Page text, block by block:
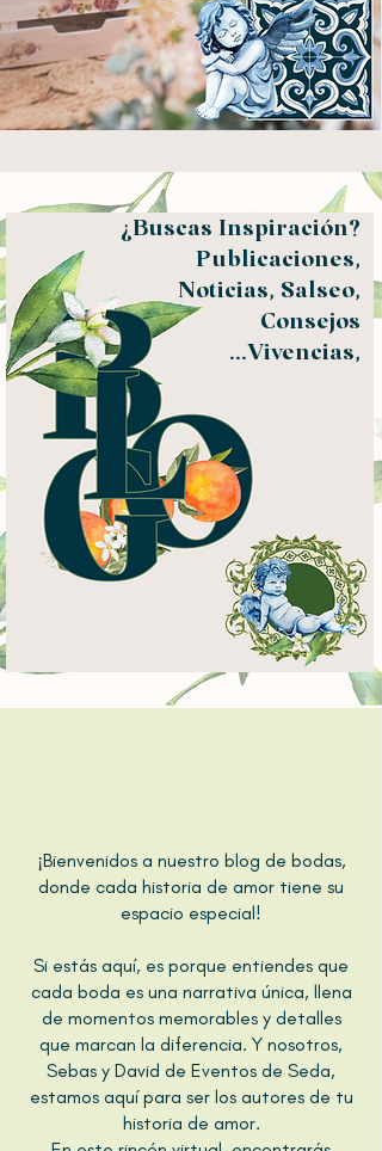
¿Buscas Inspiración?
Publicaciones,
Noticias, Salseo,
Consejos
...Vivencias,
¡Bienvenidos a nuestro blog de bodas,
donde cada historia de amor tiene su
espacio especial!
Si estás aquí, es porque entiendes que
cada boda es una narrativa única, llena
de momentos memorables y detalles
que marcan la diferencia. Y nosotros,
Sebas y David de Eventos de Seda,
estamos aquí para ser los autores de tu
historia de amor.